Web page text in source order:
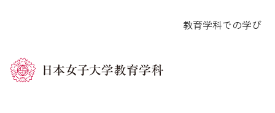
教育学科での学び